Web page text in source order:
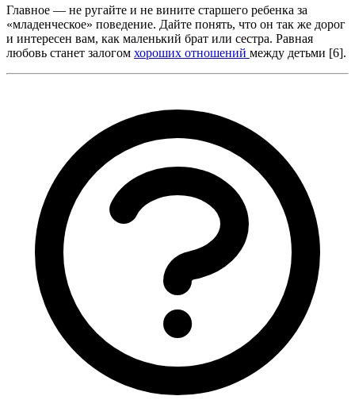
Главное — не ругайте и не вините старшего ребенка за
«младенческое» поведение. Дайте понять, что он так же дорог
и интересен вам, как маленький брат или сестра. Равная
любовь станет залогом хороших отношений между детьми [6].